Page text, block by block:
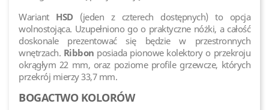
Wariant HSD(jeden z czterech dostępnych) to opcja
wolnostojąca. Uzupełniono go o praktyczne nóżki, a całość
doskonale prezentować się będzie w przestronnych
wnętrzach. Ribbon posiada pionowe kolektory o przekroju
okrągłym 22 mm, oraz poziome profile grzewcze, których
przekrój mierzy 33,7 mm.
BOGACTWO KOLORÓW